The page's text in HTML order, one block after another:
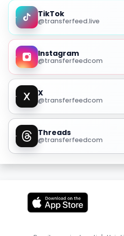
TikTok
@transferfeed.live
Instagram
@transferfeedcom
X
@transferfeedcom
Threads
@transferfeedcom